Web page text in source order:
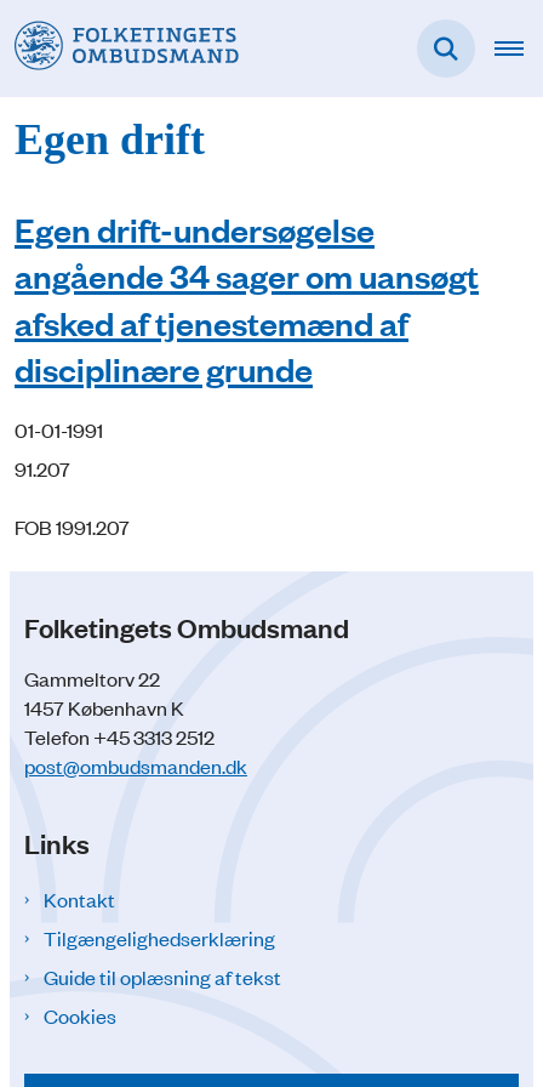
Egen drift
Egen drift-undersøgelse
angående 34 sager om uansøgt
afsked af tjenestemænd af
disciplinære grunde
01-01-1991
91.207
FOB 1991.207
Folketingets Ombudsmand
Gammeltorv 22
1457 København K
Telefon +45 3313 2512
post@ombudsmanden.dk
Links
Kontakt
Tilgængelighedserklæring
Guide til oplæsning af tekst
Cookies